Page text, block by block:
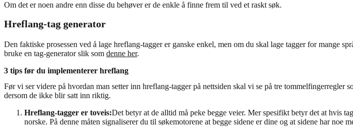
Om det er noen andre enn disse du behøver er de enkle å finne frem til ved et raskt søk.
Hreflang-tag generator
Den faktiske prosessen ved å lage hreflang-tagger er ganske enkel, men om du skal lage tagger for mange
bruke en tag-generator slik som denne her.
3 tips før du implementerer hreflang
Før vi ser videre på hvordan man setter inn hreflang-tagger på nettsiden skal vi se på tre
dersom de ikke blir satt inn riktig.
Hreflang-tagger er toveis:Det betyr at de alltid må peke begge veier. Mer spesifikt betyr det at hvis
norske. På denne måten signaliserer du til søkemotorene at begge sidene er dine og at sidene har noe